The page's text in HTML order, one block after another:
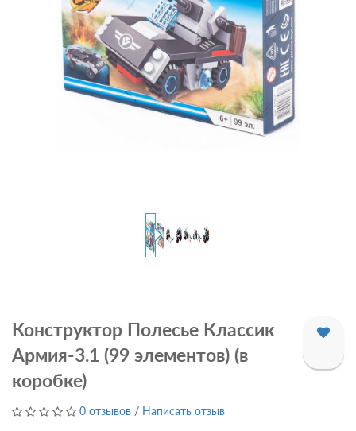
Конструктор Полесье Классик
Армия-3.1 (99 элементов) (в
коробке)
0 отзывов / Написать отзыв